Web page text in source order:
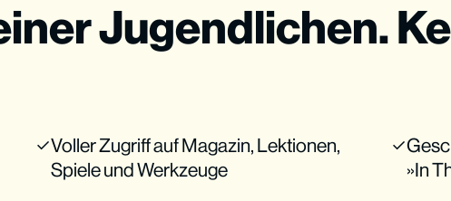
Jugendlichen.
Voller Zugriff auf Magazin, Lektionen,
Spiele und Werkzeuge
»In